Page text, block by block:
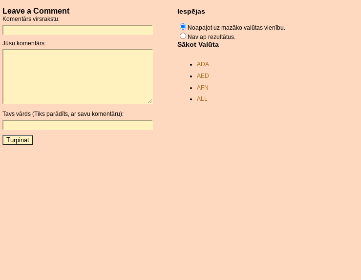
Leave a Comment
Komentārs virsrakstu:
Jūsu komentārs:
Tavs vārds (Tiks parādīts, ar savu komentāru):
Iespējas
Noapaļot uz mazāko valūtas vienību.
Nav ap rezultātus.
Sākot Valūta
ADA
AED
AFN
ALL